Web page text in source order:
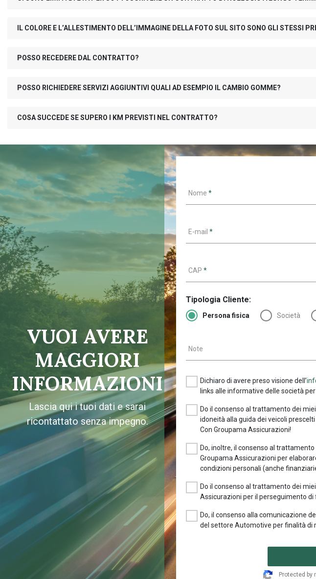
IL COLORE E L’ALLESTIMENTO DELL’IMMAGINE DELLA FOTO SUL SITO SONO GLI STESSI
POSSO RECEDERE DAL CONTRATTO?
POSSO RICHIEDERE SERVIZI AGGIUNTIVI QUALI AD ESEMPIO IL CAMBIO GOMME?
COSA SUCCEDE SE SUPERO I KM PREVISTI NEL CONTRATTO?
VUOI AVERE
MAGGIORI
INFORMAZIONI
Lascia qui i tuoi dati e sarai
ricontattato senza impegno.
Nome *
E-mail *
CAP *
Tipologia Cliente:
Persona fisica Società
Note
Dichiaro di avere preso visione dell’
links alle informative delle società
Do il consenso al trattamento dei
idoneità alla guida dei veicoli
Con Groupama Assicurazioni!
Do, inoltre, il consenso al
Groupama Assicurazioni per
condizioni personali (anche
Do il consenso al trattamento dei
Assicurazioni per il perseguimento
Do, il consenso alla comunicazione
del settore Automotive per finalità di
Protected by